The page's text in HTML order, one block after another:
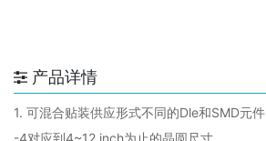
产品详情
1. 可混合贴装供应形式不同的Dle和SMD元件
-4对应到4~12 inch为止的晶圆尺寸